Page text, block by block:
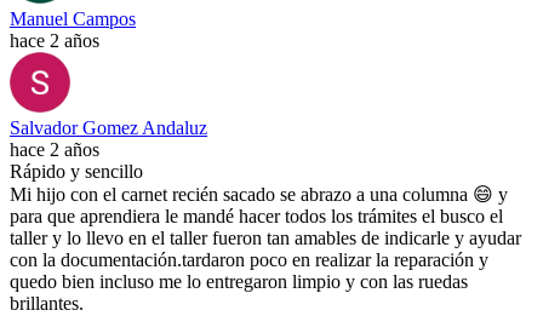
Manuel Campos
hace 2 años
Salvador Gomez Andaluz
hace 2 años
Rápido y sencillo
Mi hijo con el carnet recién sacado se abrazo a una columna 😄 y
para que aprendiera le mandé hacer todos los trámites el busco el
taller y lo llevo en el taller fueron tan amables de indicarle y ayudar
con la documentación.tardaron poco en realizar la reparación y
quedo bien incluso me lo entregaron limpio y con las ruedas
brillantes.